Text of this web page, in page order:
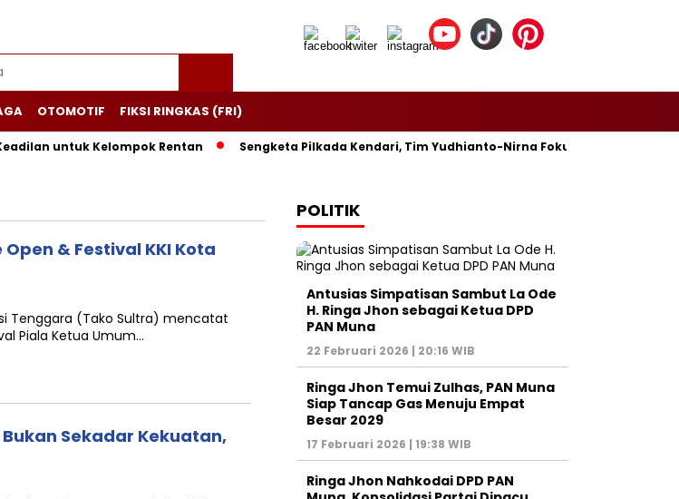
OTOMOTIF FIKSI RINGKAS (FRI)
untuk Kelompok Rentan Sengketa Pilkada Kendari, Tim Yudhianto-Nirna Fokus Siapkan Bukti di
& Festival KKI Kota
Tenggara (Tako Sultra) mencatat
Piala Ketua Umum…
Sekadar Kekuatan,
POLITIK
Antusias Simpatisan Sambut La Ode
H. Ringa Jhon sebagai Ketua DPD
PAN Muna
22 Februari 2026 | 20:16 WIB
Ringa Jhon Temui Zulhas, PAN Muna
Siap Tancap Gas Menuju Empat
Besar 2029
17 Februari 2026 | 19:38 WIB
Ringa Jhon Nahkodai DPD PAN